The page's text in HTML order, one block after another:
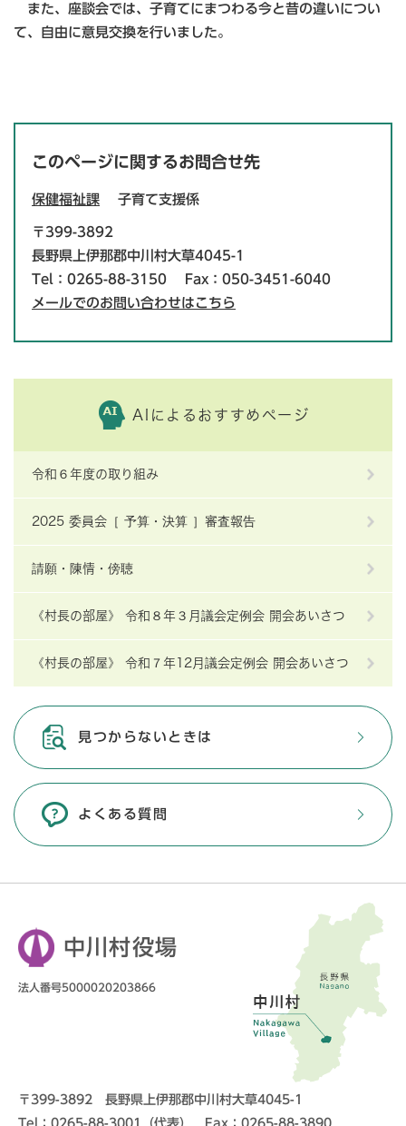
また、座談会では、子育てにまつわる今と昔の違いについ
て、自由に意見交換を行いました。
このページに関するお問合せ先
保健福祉課 子育て支援係
〒399-3892
長野県上伊那郡中川村大草4045-1
Tel：0265-88-3150
Fax：050-3451-6040
メールでのお問い合わせはこちら
AIによるおすすめページ
令和６年度の取り組み
2025 委員会［ 予算・決算 ］審査報告
請願・陳情・傍聴
《村長の部屋》 令和８年３月議会定例会 開会あいさつ
《村長の部屋》 令和７年12月議会定例会 開会あいさつ
見つからないときは
よくある質問
中川村役場
法人番号5000020203866
〒399-3892 長野県上伊那郡中川村大草4045-1
Tel：0265-88-3001（代表） Fax：0265-88-3890